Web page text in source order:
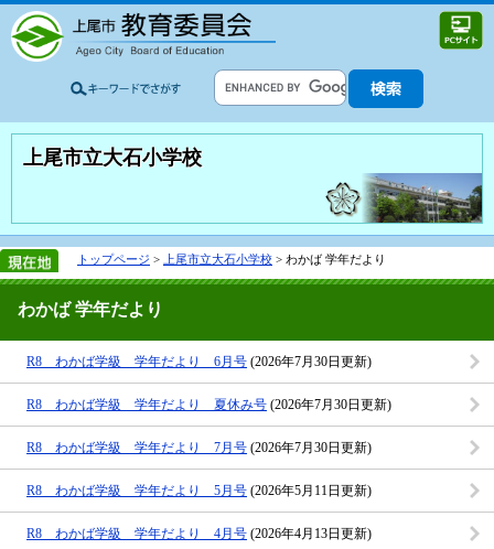
上尾市立大石小学校
トップページ > 上尾市立大石小学校 > わかば 学年だより
わかば 学年だより
R8 わかば学級 学年だより 6月号 (2026年7月30日更新)
R8 わかば学級 学年だより 夏休み号 (2026年7月30日更新)
R8 わかば学級 学年だより 7月号 (2026年7月30日更新)
R8 わかば学級 学年だより 5月号 (2026年5月11日更新)
R8 わかば学級 学年だより 4月号 (2026年4月13日更新)